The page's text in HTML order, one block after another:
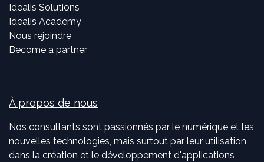
Idealis Solutions
Idealis Academy
Nous rejoindre
Become a partner
À propos de nous
Nos consultants sont passionnés par le numérique et les
nouvelles technologies, mais surtout par leur utilisation
dans la création et le développement d'applications